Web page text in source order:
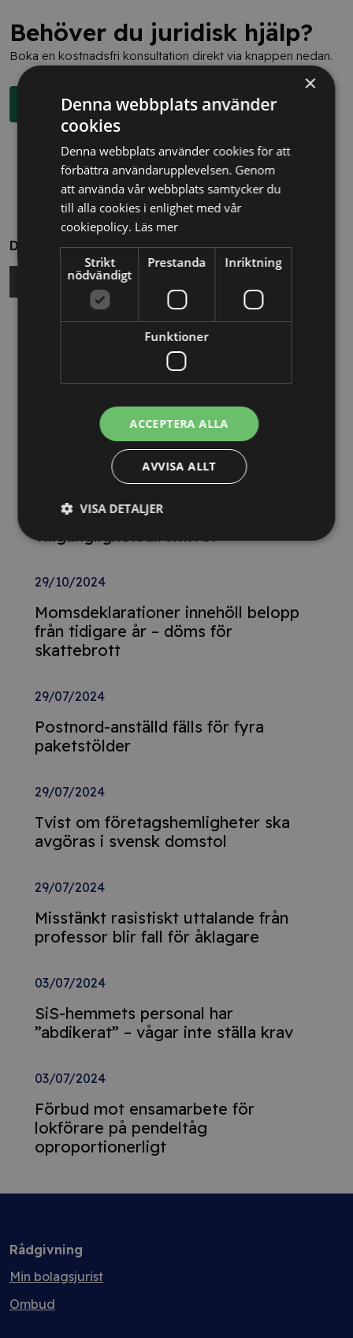
Behöver du juridisk hjälp?
Boka en kostnadsfri konsultation direkt via knappen nedan.
Boka rådgivning
Dela
Relaterade nyheter
Nya Världsbanksregler öppnar för
svenska företag – lär dig vinna
upphandlingar med våra nya kurser
Detta innebär
Tillgänglighetsdirektivet
29/10/2024
Momsdeklarationer innehöll belopp
från tidigare år – döms för
skattebrott
29/07/2024
Postnord-anställd fälls för fyra
paketstölder
29/07/2024
Tvist om företagshemligheter ska
avgöras i svensk domstol
29/07/2024
Misstänkt rasistiskt uttalande från
professor blir fall för åklagare
03/07/2024
SiS-hemmets personal har
”abdikerat” – vågar inte ställa krav
03/07/2024
Förbud mot ensamarbete för
lokförare på pendeltåg
oproportionerligt
Rådgivning
Min bolagsjurist
Ombud
×
Denna webbplats använder
cookies
Denna webbplats använder cookies för att
förbättra användarupplevelsen. Genom
att använda vår webbplats samtycker du
till alla cookies i enlighet med vår
cookiepolicy. Läs mer
Strikt
nödvändigt
Prestanda Inriktning
Funktioner
ACCEPTERA ALLA
AVVISA ALLT
VISA DETALJER